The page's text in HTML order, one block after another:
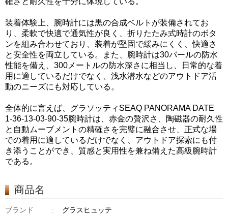
装着体験上、腕時計には黒の合成ベルトが装備されてお
り、柔軟で快適で通気性が良く、折りたたみ式時計のボタ
ンを組み合わせており、装着が堅固で緩みにくく、快適さ
と安全性を両立している。また、腕時計は30バールの防水
性能を備え、300メートルの防水深さに相当し、日常的な着
用に適しているだけでなく、浅水潜水などのアウトドア活
動のニーズにも対応している。
全体的に言えば、グラソッティSEAQ PANORAMA DATE
1-36-13-03-90-35腕時計は、赤金の贅沢さ、陶磁器の耐久性
と自動ムーブメントの精確さを完璧に融合させ、正式な場
での着用に適しているだけでなく、アウトドア探索にも付
き添うことができ、質感と実用性を兼ね備えた高級腕時計
である。
商品名
ブランド : グラスヒュッテ